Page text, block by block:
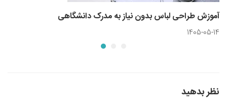
آموزش طراحی لباس بدون نیاز به مدرک دانشگاهی
1405-05-14
نظر بدهید